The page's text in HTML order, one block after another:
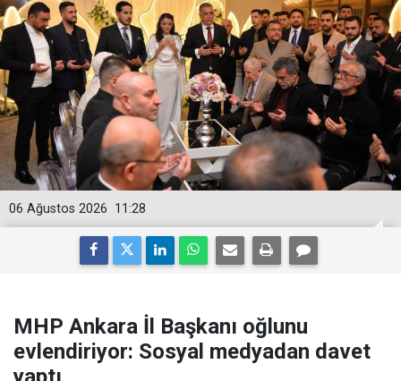
11:28
06 Ağustos 2026
MHP Ankara İl Başkanı oğlunu
evlendiriyor: Sosyal medyadan davet